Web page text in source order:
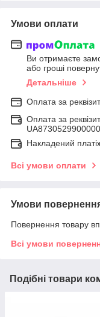
Умови оплати
Ви отримаєте
або гроші
Детальніше
Оплата за
Оплата за
Накладений
Всі умови оплати
Умови
Повернення товару
Всі умови
Подібні товари